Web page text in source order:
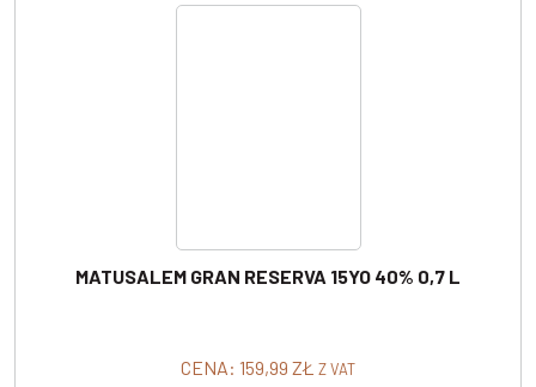
MATUSALEM GRAN RESERVA 15YO 40% 0,7 L
CENA: 159,99 ZŁ Z VAT